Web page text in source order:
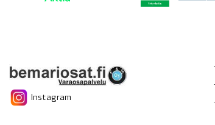
Instagram